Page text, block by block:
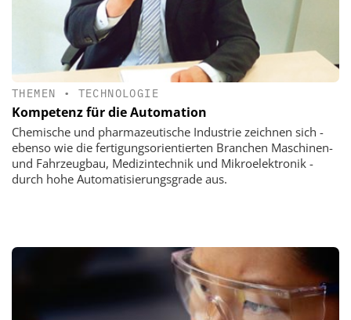
THEMEN • TECHNOLOGIE
Kompetenz für die Automation
Chemische und pharmazeutische Industrie zeichnen sich -
ebenso wie die fertigungsorientierten Branchen Maschinen-
und Fahrzeugbau, Medizintechnik und Mikroelektronik -
durch hohe Automatisierungsgrade aus.